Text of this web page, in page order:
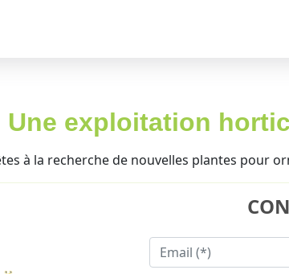
Une exploitation
à la recherche de nouvelles plantes pour